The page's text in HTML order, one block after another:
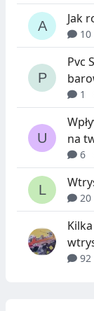
Jak
10
Pvc
1
na
6
20
92